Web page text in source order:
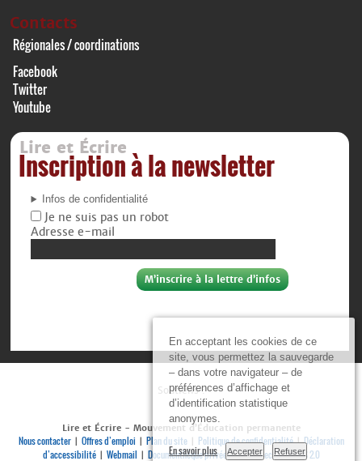
En acceptant les cookies de ce
site, vous permettez la sauvegarde
– dans votre navigateur – de
préférences d’affichage et
d’identification statistique
anonymes.
En savoir plus Accepter Refuser
Contacts
Régionales / coordinations
Facebook
Twitter
Youtube
Lire et Écrire
Inscription à la newsletter
Infos de confidentialité
Je ne suis pas un robot
Adresse e-mail
Soutiens :
Lire et Écrire - Mouvement d’Éducation permanente
Nous contacter| Offres d’emploi Plan du site| Politique de confidentialité|Déclaration
d’accessibilité| Webmail Documenthèque privée|Se connecter|RSS 2.0